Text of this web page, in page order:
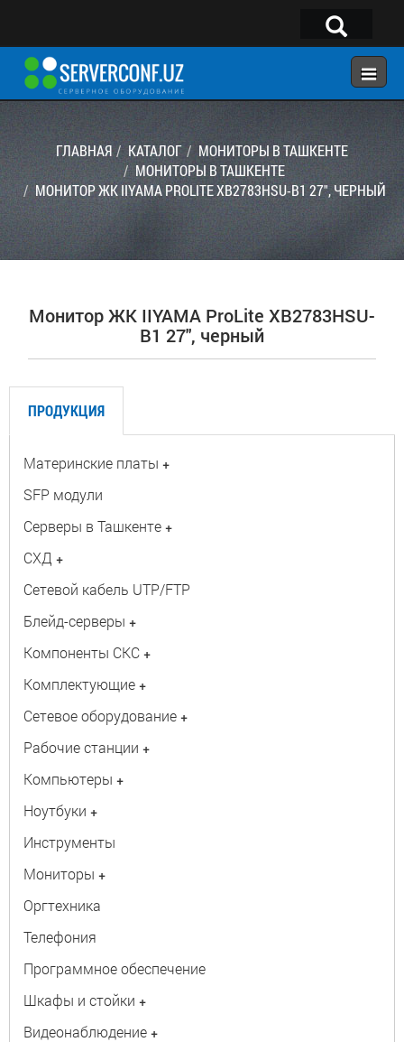
×
ГЛАВНАЯ
КОНФИГУРАТОР
КАТАЛОГ
УСЛУГИ
КОНТАКТЫ
Telegram:@serverconf_uz
Тел: (90) 932-18-00
ГЛАВНАЯ КАТАЛОГ
МОНИТОРЫ В ТАШКЕНТЕ
МОНИТОРЫ В ТАШКЕНТЕ
МОНИТОР ЖК IIYAMA PROLITE XB2783HSU-B1 27", ЧЕРНЫЙ
Монитор ЖК IIYAMA ProLite XB2783HSU-
B1 27", черный
ПРОДУКЦИЯ
Материнские платы +
SFP модули
Серверы в Ташкенте +
СХД +
Сетевой кабель UTP/FTP
Блейд-серверы +
Компоненты СКС +
Комплектующие +
Сетевое оборудование +
Рабочие станции +
Компьютеры +
Ноутбуки +
Инструменты
Мониторы +
Оргтехника
Телефония
Программное обеспечение
Шкафы и стойки +
Видеонаблюдение +